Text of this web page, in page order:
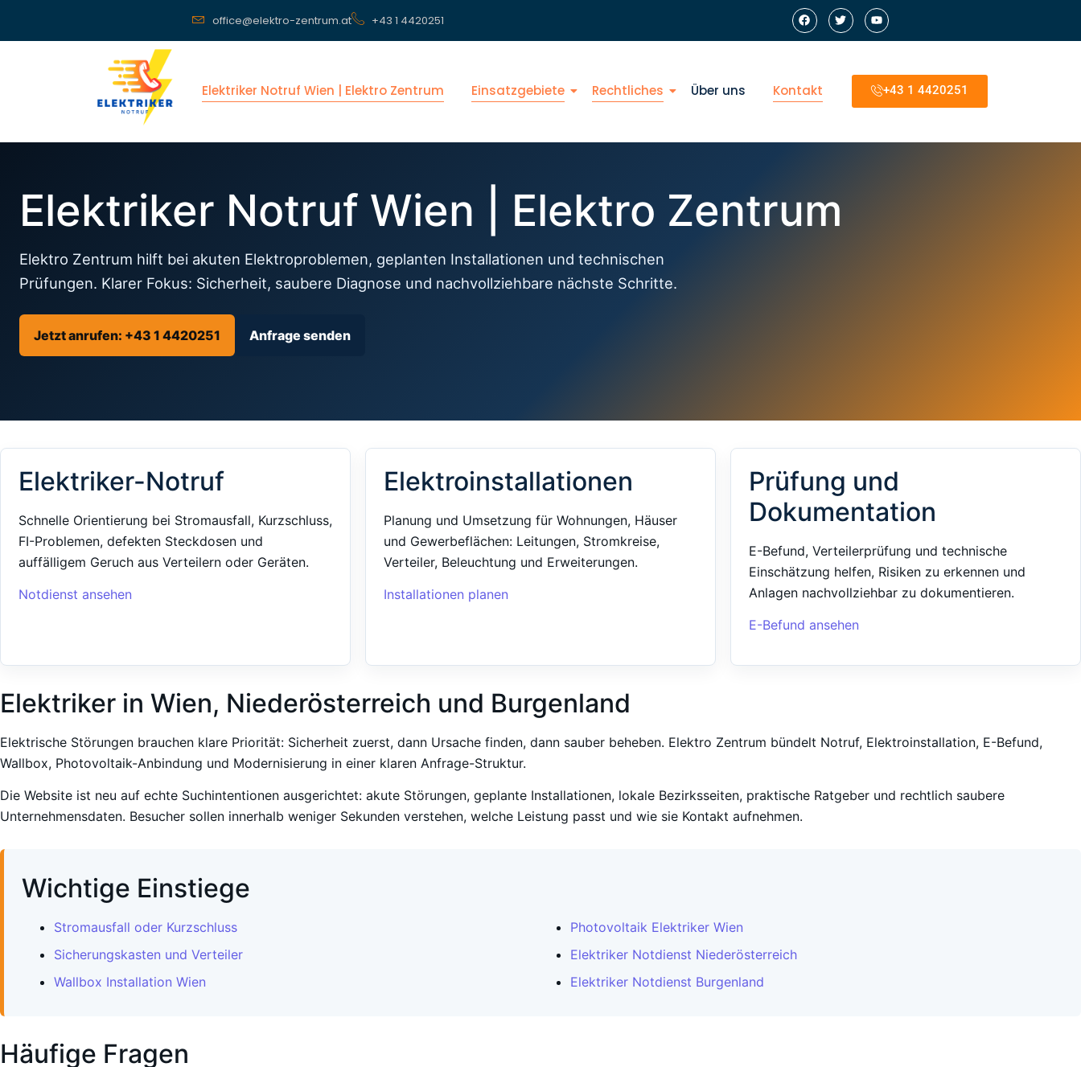
office@elektro-zentrum.at +43 1 4420251
Elektriker Notruf Wien | Elektro Zentrum Einsatzgebiete Rechtliches Über uns Kontakt +43 1 4420251
Elektriker Notruf Wien | Elektro Zentrum
Elektro Zentrum hilft bei akuten Elektroproblemen, geplanten Installationen und technischen
Prüfungen. Klarer Fokus: Sicherheit, saubere Diagnose und nachvollziehbare nächste Schritte.
Jetzt anrufen: +43 1 4420251 Anfrage senden
Elektriker-Notruf
Schnelle Orientierung bei Stromausfall, Kurzschluss,
FI-Problemen, defekten Steckdosen und
auffälligem Geruch aus Verteilern oder Geräten.
Notdienst ansehen
Elektroinstallationen
Planung und Umsetzung für Wohnungen, Häuser
und Gewerbeflächen: Leitungen, Stromkreise,
Verteiler, Beleuchtung und Erweiterungen.
Installationen planen
Prüfung und
Dokumentation
E-Befund, Verteilerprüfung und technische
Einschätzung helfen, Risiken zu erkennen und
Anlagen nachvollziehbar zu dokumentieren.
E-Befund ansehen
Elektriker in Wien, Niederösterreich und Burgenland
Elektrische Störungen brauchen klare Priorität: Sicherheit zuerst, dann Ursache finden, dann sauber beheben. Elektro Zentrum bündelt Notruf, Elektroinstallation, E-Befund,
Wallbox, Photovoltaik-Anbindung und Modernisierung in einer klaren Anfrage-Struktur.
Die Website ist neu auf echte Suchintentionen ausgerichtet: akute Störungen, geplante Installationen, lokale Bezirksseiten, praktische Ratgeber und rechtlich saubere
Unternehmensdaten. Besucher sollen innerhalb weniger Sekunden verstehen, welche Leistung passt und wie sie Kontakt aufnehmen.
Wichtige Einstiege
Stromausfall oder Kurzschluss
Sicherungskasten und Verteiler
Wallbox Installation Wien
Photovoltaik Elektriker Wien
Elektriker Notdienst Niederösterreich
Elektriker Notdienst Burgenland
Häufige Fragen